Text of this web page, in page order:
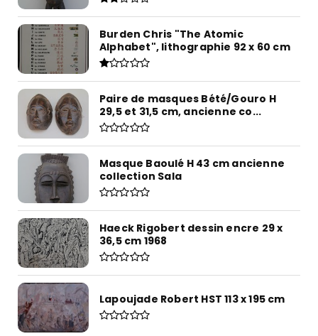
Burden Chris "The Atomic
Alphabet", lithographie 92 x 60 cm
Paire de masques Bété/Gouro H
29,5 et 31,5 cm, ancienne co...
Masque Baoulé H 43 cm ancienne
collection Sala
Haeck Rigobert dessin encre 29 x
36,5 cm 1968
Lapoujade Robert HST 113 x 195 cm